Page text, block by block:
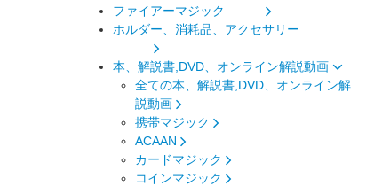
ファイアーマジック
ホルダー、消耗品、アクセサリー
本、解説書,DVD、オンライン解説動画
全ての本、解説書,DVD、オンライン解
説動画
携帯マジック
ACAAN
カードマジック
コインマジック